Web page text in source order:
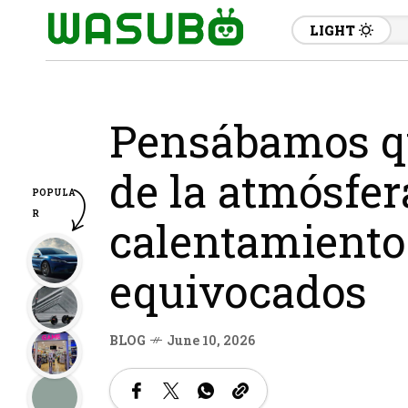
LIGHT
Pensábamos
de la
equivocados
BLOG June 10, 2026
POPULA
R